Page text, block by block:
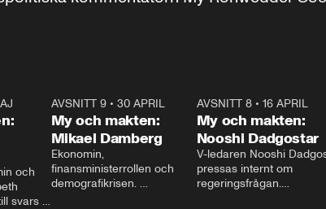
och
svars
AVSNITT 9• 30 APRIL
My och makten:
Mikael Damberg
Ekonomin,
finansministerrollen och
demografikrisen.
AVSNITT 8• 16 APRIL
My och makten:
Nooshi Dadgostar
V-ledaren Nooshi
pressas internt om
regeringsfrågan.